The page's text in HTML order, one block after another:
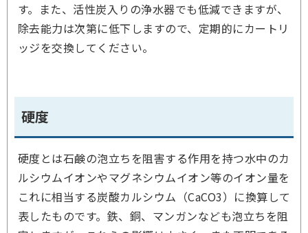
す。また、活性炭入りの浄水器でも低減できますが、
除去能力は次第に低下しますので、定期的にカートリ
ッジを交換してください。
硬度
硬度とは石鹸の泡立ちを阻害する作用を持つ水中のカ
ルシウムイオンやマグネシウムイオン等のイオン量を
これに相当する炭酸カルシウム（CaCO3）に換算して
表したものです。鉄、銅、マンガンなども泡立ちを阻